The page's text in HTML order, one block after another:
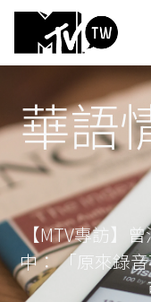
華語
【MTV專訪】
中： 「原來錄